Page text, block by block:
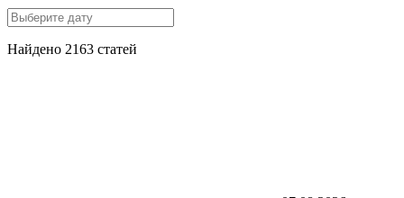
Найдено 2163 статей